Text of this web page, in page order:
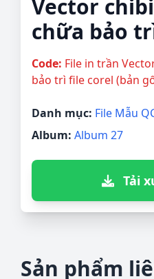
Vector
chữa bảo
Code: File in trần
bảo trì file corel (bản
Danh mục: File Mẫu
Album: Album 27
Tải
Sản phẩm